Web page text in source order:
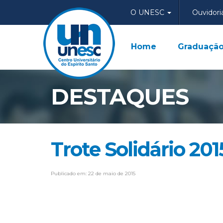
O UNESC
Home
DESTAQUES
Trote Solidário
Publicado em: 22 de maio de 2015